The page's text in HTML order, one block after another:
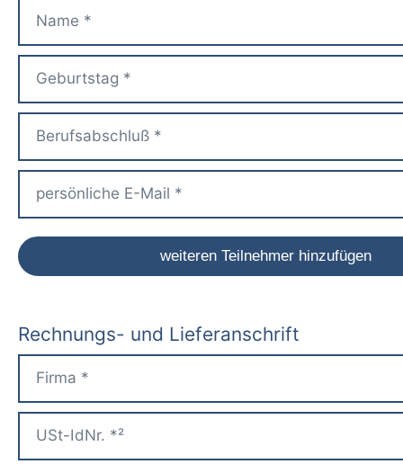
Rechnungs- und Lieferanschrift